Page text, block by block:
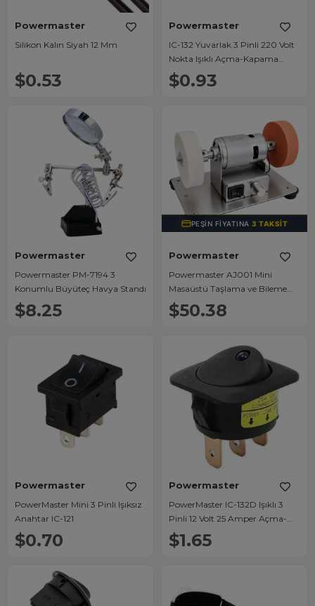
Powermaster
Silikon Kalın Siyah 12 Mm
$0.53
Powermaster
IC-132 Yuvarlak 3 Pinli 220 Volt
Nokta Işıklı Açma-Kapama
Anahtarı
$0.93
Powermaster
Powermaster PM-7194 3
Konumlu Büyüteç Havya Standı
$8.25
PEŞIN FIYATINA3 TAKSIT
Powermaster
Powermaster AJ001 Mini
Masaüstü Taşlama ve Bileme
Makinesi - 24V 8000 RPM Hız
Ayarlı
$50.38
Powermaster
PowerMaster Mini 3 Pinli Işıksız
Anahtar IC-121
$0.70
Powermaster
PowerMaster IC-132D Işıklı 3
Pinli 12 Volt 25 Amper Açma-
Kapama Anahtarı Kırmızı
$1.65